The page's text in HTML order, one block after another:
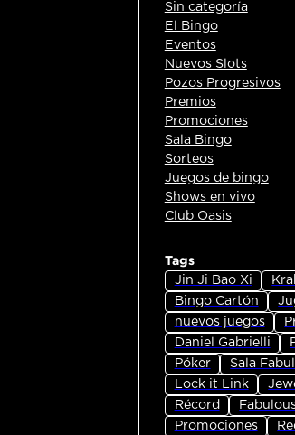
Sin categoría
El Bingo
Eventos
Nuevos Slots
Pozos Progresivos
Premios
Promociones
Sala Bingo
Sorteos
Juegos de bingo
Shows en vivo
Club Oasis
Tags
Jin Ji Bao Xi
Bingo Cartón
nuevos juegos
Daniel Gabrielli
Póker
Sala
Lock it Link
Récord
Promociones